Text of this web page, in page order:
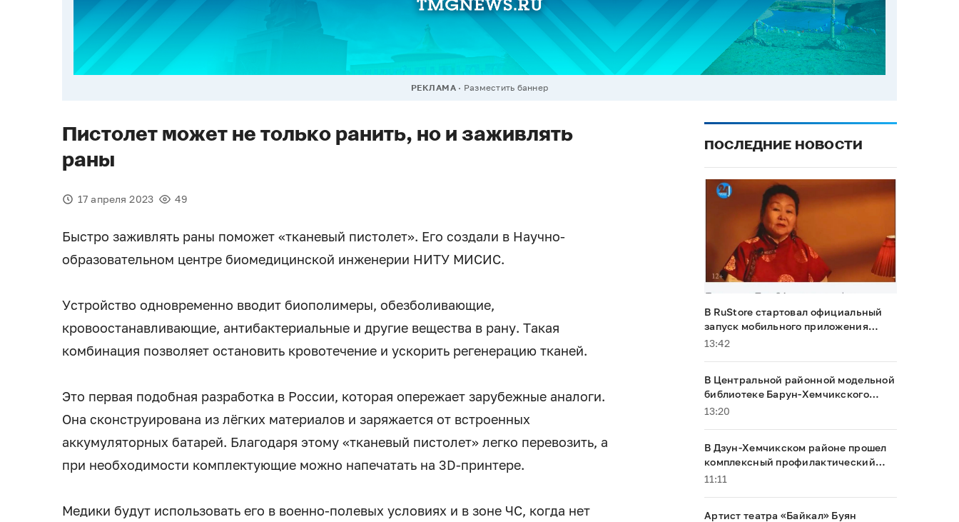
РЕКЛАМА Разместить баннер
Пистолет может не только ранить, но и заживлять
раны
17 апреля 2023 49
Быстро заживлять раны поможет «тканевый пистолет». Его создали в Научно-
образовательном центре биомедицинской инженерии НИТУ МИСИС.
Устройство одновременно вводит биополимеры, обезболивающие,
кровоостанавливающие, антибактериальные и другие вещества в рану. Такая
комбинация позволяет остановить кровотечение и ускорить регенерацию тканей.
Это первая подобная разработка в России, которая опережает зарубежные аналоги.
Она сконструирована из лёгких материалов и заряжается от встроенных
аккумуляторных батарей. Благодаря этому «тканевый пистолет» легко перевозить, а
при необходимости комплектующие можно напечатать на 3D-принтере.
Медики будут использовать его в военно-полевых условиях и в зоне ЧС, когда нет
ПОСЛЕДНИЕ НОВОСТИ
В RuStore стартовал официальный
запуск мобильного приложения
«Тува24»
13:42
В Центральной районной модельной
библиотеке Барун-Хемчикского
района прошел интерактивный урок
13:20
В Дзун-Хемчикском районе прошел
комплексный профилактический
рейд
11:11
Артист театра «Байкал» Буян